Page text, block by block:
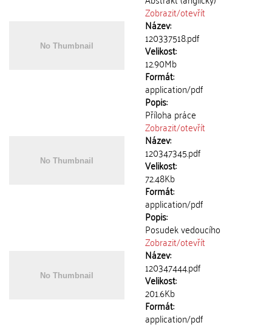
Zobrazit/otevřít
Název:
120337518.pdf
Velikost:
12.90Mb
Formát:
application/pdf
Popis:
Příloha práce
Zobrazit/otevřít
Název:
120347345.pdf
Velikost:
72.48Kb
Formát:
application/pdf
Popis:
Posudek vedoucího
Zobrazit/otevřít
Název:
120347444.pdf
Velikost:
201.6Kb
Formát:
application/pdf